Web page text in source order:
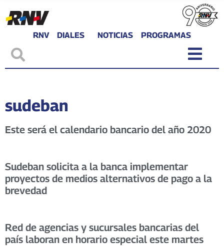
RNV DIALES NOTICIAS PROGRAMAS
sudeban
Este será el calendario bancario del año 2020
Sudeban solicita a la banca implementar
proyectos de medios alternativos de pago a la
brevedad
Red de agencias y sucursales bancarias del
país laboran en horario especial este martes